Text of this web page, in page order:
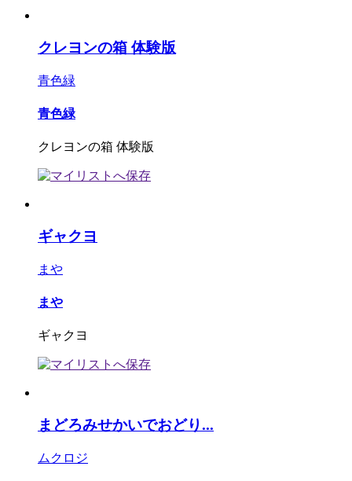
クレヨンの箱 体験版
青色緑
青色緑
クレヨンの箱 体験版
ギャクヨ
まや
まや
ギャクヨ
まどろみせかいでおどり...
ムクロジ